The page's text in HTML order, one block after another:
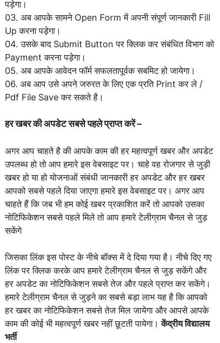
पड़ेगा।
03. अब आपके सामने Open Form में अपनी संपूर्ण जानकारी Fill
Up करना पड़ेगा।
04. उसके बाद Submit Button पर क्लिक कर संबंधित विभाग को
Payment करना पड़ेगा।
05. अब आपके आवेदन फॉर्म सफलतापूर्वक सबमिट हो जायेगा।
06. अब आप उसे अपने जरुरत के लिए एक प्रति Print कर ले /
Pdf File Save कर सकते है।
हर खबर की अपडेट सबसे पहले प्राप्त करें –
अगर आप चाहते है की आपके काम की हर महत्वपूर्ण खबर और अपडेट
उपलब्ध हो तो आप हमारे इस वेबसाइट पर। चाहे वह रोजगार से जुड़ी
खबर हो या हो योजनाओं संबंधी जानकारी हर अपडेट और हर खबर
आपको सबसे पहले दिया जाएगा हमारे इस वेबसाइट पर। अगर आप
चाहते हैं कि जब भी हम कोई खबर प्रकाशित करें तो आपको उसका
नोटिफिकेशन सबसे पहले मिले तो आप हमारे टेलीग्राम चैनल से जुड़
सकेंगे
जिसका लिंक इस पोस्ट के नीचे बॉक्स में दे दिया गया है। नीचे दिए गए
लिंक पर क्लिक करके आप हमारे टेलीग्राम चैनल से जुड़ सकेंगे और
हर अपडेट का नोटिफिकेशन सबसे तेज और पहले प्राप्त कर सकेंगे।
हमारे टेलीग्राम चैनल से जुड़ने का सबसे बड़ा लाभ यह है कि आपको
हर खबर का नोटिफिकेशन सबसे तेज मिल जायेगा और आपसे आपके
काम की कोई भी महत्वपूर्ण खबर नहीं छूटती पायेगा।केंद्रीय विद्यालय
भर्ती